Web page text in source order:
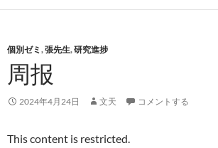
個別ゼミ ,張先生,研究進捗
周报
2024年4月24日 文天 コメントする
This content is restricted.